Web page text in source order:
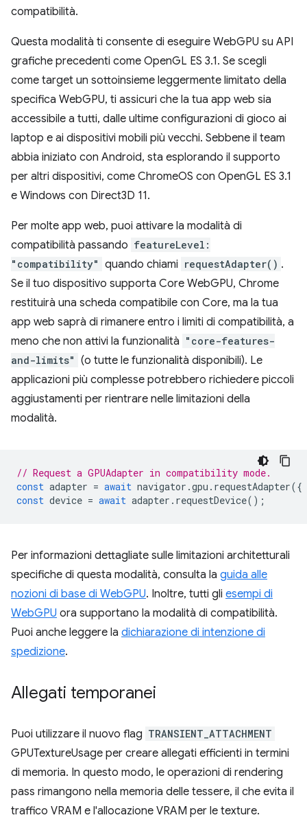
compatibilità.
Questa modalità ti consente di eseguire WebGPU su API
grafiche precedenti come OpenGL ES 3.1. Se scegli
come target un sottoinsieme leggermente limitato della
specifica WebGPU, ti assicuri che la tua app web sia
accessibile a tutti, dalle ultime configurazioni di gioco ai
laptop e ai dispositivi mobili più vecchi. Sebbene il team
abbia iniziato con Android, sta esplorando il supporto
per altri dispositivi, come ChromeOS con OpenGL ES 3.1
e Windows con Direct3D 11.
Per molte app web, puoi attivare la modalità di
compatibilità passando featureLevel:
"compatibility" quando chiami requestAdapter() .
Se il tuo dispositivo supporta Core WebGPU, Chrome
restituirà una scheda compatibile con Core, ma la tua
app web saprà di rimanere entro i limiti di compatibilità, a
meno che non attivi la funzionalità "core-features-
and-limits" (o tutte le funzionalità disponibili). Le
applicazioni più complesse potrebbero richiedere piccoli
aggiustamenti per rientrare nelle limitazioni della
modalità.
// Request a GPUAdapter in compatibility mode.
const adapter = await navigator .gpu . requestAdapter({
const device = await adapter . requestDevice();
Per informazioni dettagliate sulle limitazioni architetturali
specifiche di questa modalità, consulta la guida alle
nozioni di base di WebGPU. Inoltre, tutti gli esempi di
WebGPU ora supportano la modalità di compatibilità.
Puoi anche leggere la dichiarazione di intenzione di
spedizione.
Allegati temporanei
Puoi utilizzare il nuovo flag TRANSIENT_ATTACHMENT
GPUTextureUsage per creare allegati efficienti in termini
di memoria. In questo modo, le operazioni di rendering
pass rimangono nella memoria delle tessere, il che evita il
traffico VRAM e l'allocazione VRAM per le texture.